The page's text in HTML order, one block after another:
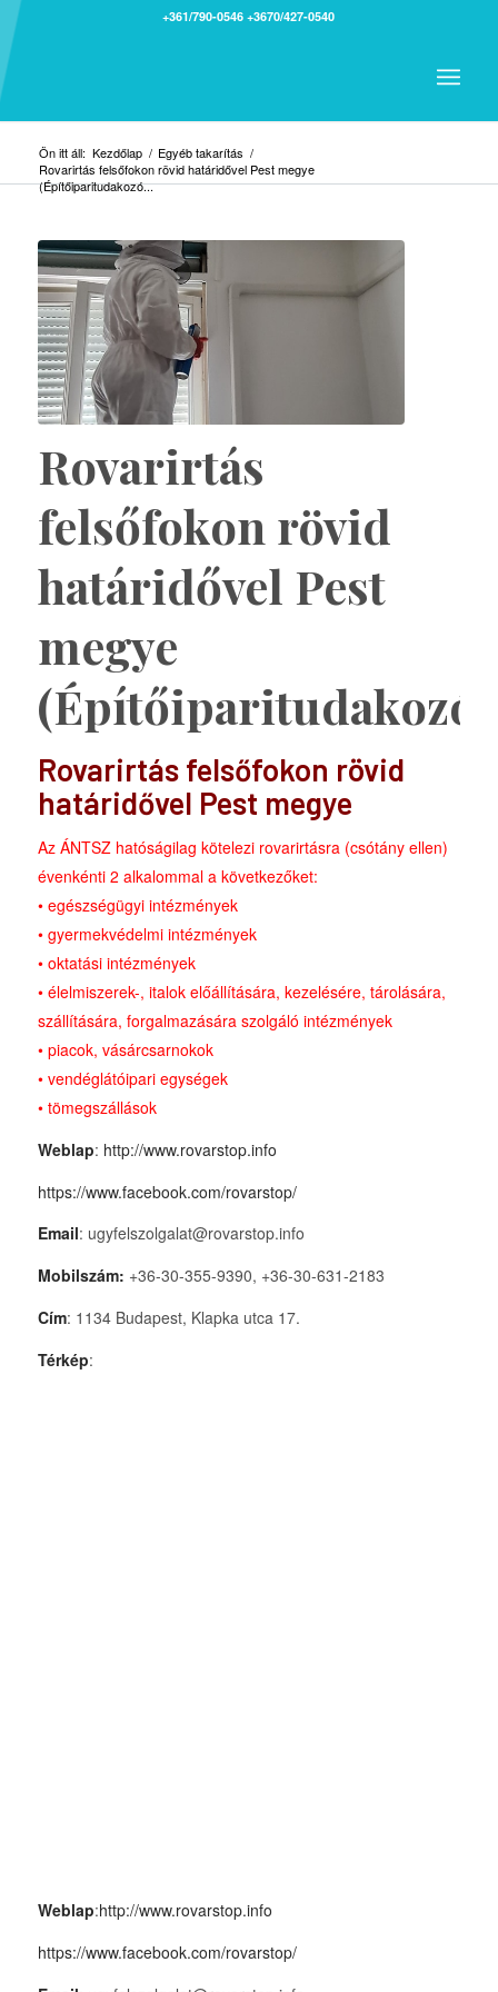
+361/790-0546 +3670/427-0540
Ön itt áll: Kezdőlap / Egyéb takarítás /
Rovarirtás felsőfokon rövid határidővel Pest megye
(Építőiparitudakozó...
Rovarirtás
felsőfokon rövid
határidővel Pest
megye
(Építőiparitudakozó)
Rovarirtás felsőfokon rövid
határidővel Pest megye
Az ÁNTSZ hatóságilag kötelezi rovarirtásra (csótány ellen)
évenkénti 2 alkalommal a következőket:
• egészségügyi intézmények
• gyermekvédelmi intézmények
• oktatási intézmények
• élelmiszerek-, italok előállítására, kezelésére, tárolására,
szállítására, forgalmazására szolgáló intézmények
• piacok, vásárcsarnokok
• vendéglátóipari egységek
• tömegszállások
Weblap: http://www.rovarstop.info
https://www.facebook.com/rovarstop/
Email: ugyfelszolgalat@rovarstop.info
Mobilszám: +36-30-355-9390, +36-30-631-2183
Cím: 1134 Budapest, Klapka utca 17.
Térkép:
Weblap:http://www.rovarstop.info
https://www.facebook.com/rovarstop/